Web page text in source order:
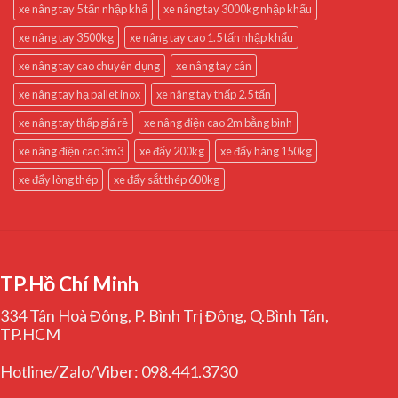
xe nâng tay 5 tấn nhập khẩ
xe nâng tay 3000kg nhập khẩu
xe nâng tay 3500kg
xe nâng tay cao 1.5 tấn nhập khẩu
xe nâng tay cao chuyên dụng
xe nâng tay cân
xe nâng tay hạ pallet inox
xe nâng tay thấp 2.5 tấn
xe nâng tay thấp giá rẻ
xe nâng điện cao 2m bằng bình
xe nâng điện cao 3m3
xe đẩy 200kg
xe đẩy hàng 150kg
xe đẩy lòng thép
xe đẩy sắt thép 600kg
TP.Hồ Chí Minh
334 Tân Hoà Đông, P. Bình Trị Đông, Q.Bình Tân,
TP.HCM
Hotline/Zalo/Viber: 098.441.3730